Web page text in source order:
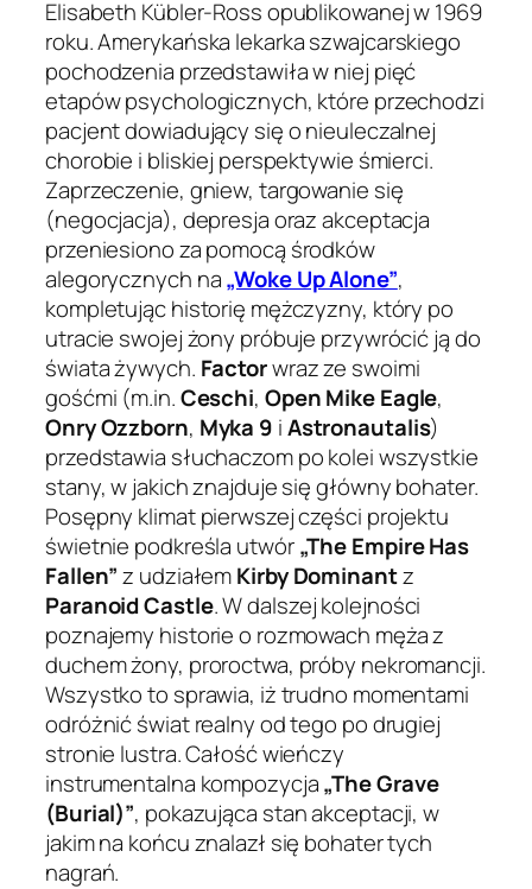
Elisabeth Kübler-Ross opublikowanej w 1969
roku. Amerykańska lekarka szwajcarskiego
pochodzenia przedstawiła w niej pięć
etapów psychologicznych, które przechodzi
pacjent dowiadujący się o nieuleczalnej
chorobie i bliskiej perspektywie śmierci.
Zaprzeczenie, gniew, targowanie się
(negocjacja), depresja oraz akceptacja
przeniesiono za pomocą środków
alegorycznych na„Woke Up Alone”,
kompletując historię mężczyzny, który po
utracie swojej żony próbuje przywrócić ją do
świata żywych. Factorwraz ze swoimi
gośćmi (m.in.Ceschi, Open Mike Eagle,
Onry Ozzborn, Myka 9 iAstronautalis)
przedstawia słuchaczom po kolei wszystkie
stany, w jakich znajduje się główny bohater.
Posępny klimat pierwszej części projektu
świetnie podkreśla utwór„The Empire Has
Fallen”z udziałemKirby Dominantz
Paranoid Castle. W dalszej kolejności
poznajemy historie o rozmowach męża z
duchem żony, proroctwa, próby nekromancji.
Wszystko to sprawia, iż trudno momentami
odróżnić świat realny od tego po drugiej
stronie lustra. Całość wieńczy
instrumentalna kompozycja„The Grave
(Burial)”, pokazująca stan akceptacji, w
jakim na końcu znalazł się bohater tych
nagrań.